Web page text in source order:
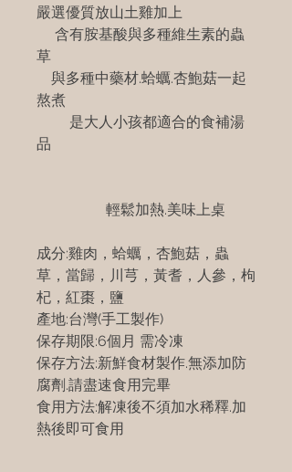
嚴選優質放山土雞加上
含有胺基酸與多種維生素的蟲
草
與多種中藥材.蛤蠣.杏鮑菇一起
熬煮
是大人小孩都適合的食補湯
品
輕鬆加熱.美味上桌
成分:雞肉，蛤蠣，杏鮑菇，蟲
草，當歸，川芎，黃耆，人參，枸
杞，紅棗，鹽
產地:台灣(手工製作)
保存期限:6個月 需冷凍
保存方法:新鮮食材製作.無添加防
腐劑.請盡速食用完畢
食用方法:解凍後不須加水稀釋.加
熱後即可食用